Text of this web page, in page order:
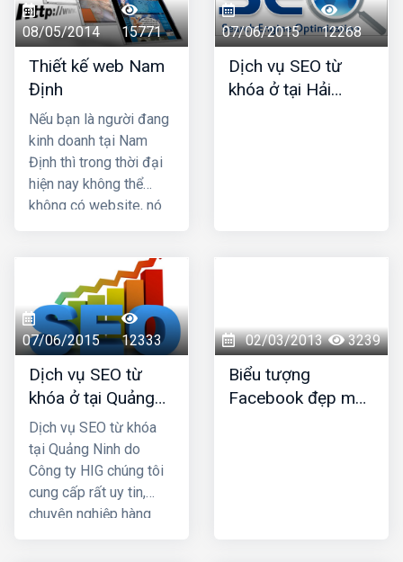
khách hàng quản trị,
khai thác web đến khi
thành thạo thì thôi,
website cũng được
chúng tôi để có một
website đẹp, chuyên
nghiệp, chuẩn SEO
nhất Thái Bình
Google và đã mang lại
thành công cho rất
nhiều khách hàng.
08/05/2014 15771
Thiết kế web Nam
Định
Nếu bạn là người đang
kinh doanh tại Nam
Định thì trong thời đại
hiện nay không thể
không có website, nó
giới thiệu sản phẩm
dịch vụ của bạn đến
mọi người nhanh chóng
với chi phí rẻ hơn rất
nhiều so với các
phương thức marketing
truyền thống. HIG là
công ty thiết kế web tại
Nam Định uy tín chuyên
nghiệp được nhiều
khách hàng lựa chọn,
hãy liên hệ ngay với
07/06/2015 12268
Dịch vụ SEO từ
khóa ở tại Hải
07/06/2015 12333
Dịch vụ SEO từ
khóa ở tại Quảng
Ninh
Dịch vụ SEO từ khóa
tại Quảng Ninh do
Công ty HIG chúng tôi
cung cấp rất uy tin,
chuyên nghiệp hàng
02/03/2013 3239
Biểu tượng
Facebook đẹp mới